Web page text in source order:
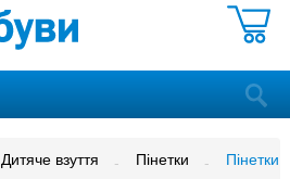
Дитяче взуття Пінетки Пінетки